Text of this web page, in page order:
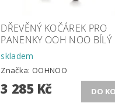
DŘEVĚNÝ KOČÁREK PRO
PANENKY OOH NOO BÍLÝ
skladem
Značka: OOHNOO
3 285 Kč